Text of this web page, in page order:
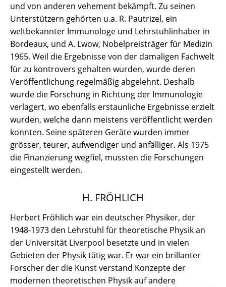
und von anderen vehement bekämpft. Zu seinen
Unterstützern gehörten u.a. R. Pautrizel, ein
weltbekannter Immunologe und Lehrstuhlinhaber in
Bordeaux, und A. Lwow, Nobelpreisträger für Medizin
1965. Weil die Ergebnisse von der damaligen Fachwelt
für zu kontrovers gehalten wurden, wurde deren
Veröffentlichung regelmäßig abgelehnt. Deshalb
wurde die Forschung in Richtung der Immunologie
verlagert, wo ebenfalls erstaunliche Ergebnisse erzielt
wurden, welche dann meistens veröffentlicht werden
konnten. Seine späteren Geräte wurden immer
grösser, teurer, aufwendiger und anfälliger. Als 1975
die Finanzierung wegfiel, mussten die Forschungen
eingestellt werden.
H. FRÖHLICH
Herbert Fröhlich war ein deutscher Physiker, der
1948-1973 den Lehrstuhl für theoretische Physik an
der Universität Liverpool besetzte und in vielen
Gebieten der Physik tätig war. Er war ein brillanter
Forscher der die Kunst verstand Konzepte der
modernen theoretischen Physik auf andere